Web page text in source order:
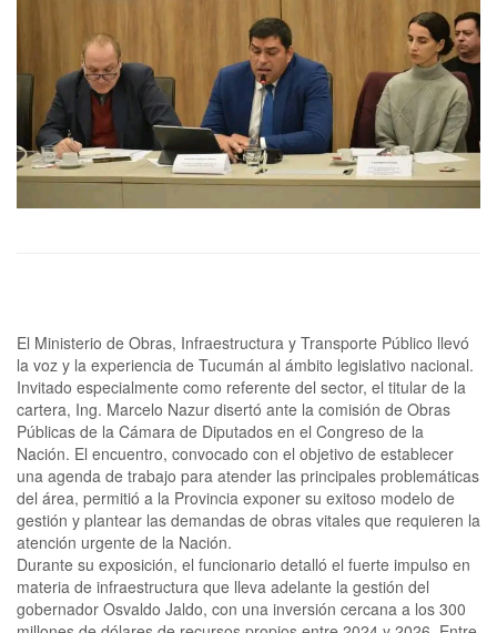
El Ministerio de Obras, Infraestructura y Transporte Público llevó
la voz y la experiencia de Tucumán al ámbito legislativo nacional.
Invitado especialmente como referente del sector, el titular de la
cartera, Ing. Marcelo Nazur disertó ante la comisión de Obras
Públicas de la Cámara de Diputados en el Congreso de la
Nación. El encuentro, convocado con el objetivo de establecer
una agenda de trabajo para atender las principales problemáticas
del área, permitió a la Provincia exponer su exitoso modelo de
gestión y plantear las demandas de obras vitales que requieren la
atención urgente de la Nación.
Durante su exposición, el funcionario detalló el fuerte impulso en
materia de infraestructura que lleva adelante la gestión del
gobernador Osvaldo Jaldo, con una inversión cercana a los 300